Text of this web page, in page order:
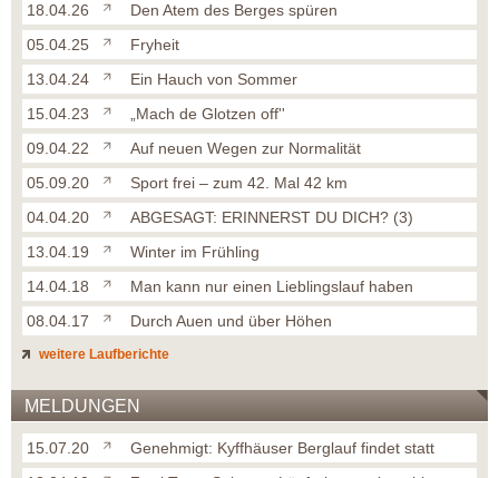
18.04.26
Den Atem des Berges spüren
05.04.25
Fryheit
13.04.24
Ein Hauch von Sommer
15.04.23
„Mach de Glotzen off''
09.04.22
Auf neuen Wegen zur Normalität
05.09.20
Sport frei – zum 42. Mal 42 km
04.04.20
ABGESAGT: ERINNERST DU DICH? (3)
13.04.19
Winter im Frühling
14.04.18
Man kann nur einen Lieblingslauf haben
08.04.17
Durch Auen und über Höhen
weitere Laufberichte
MELDUNGEN
15.07.20
Genehmigt: Kyffhäuser Berglauf findet statt